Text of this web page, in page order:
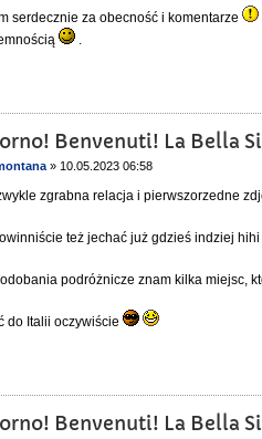
serdecznie za obecność i komentarze
.
Benvenuti! La Bella
» 10.05.2023 06:58
zgrabna relacja i pierwszorzedne
też jechać już gdzieś indziej
podróżnicze znam kilka miejsc,
do Italii oczywiście
Benvenuti! La Bella